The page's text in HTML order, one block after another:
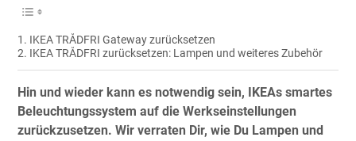
IKEA TRÅDFRI Gateway zurücksetzen
IKEA TRÅDFRI zurücksetzen: Lampen und weiteres Zubehör
Hin und wieder kann es notwendig sein, IKEAs smartes
Beleuchtungssystem auf die Werkseinstellungen
zurückzusetzen. Wir verraten Dir, wie Du Lampen und